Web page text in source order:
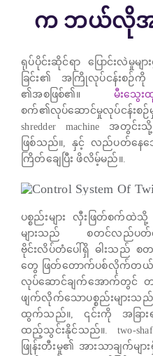
က ဘယ်လိုအ
ရုပ်ပိုင်းဆိုင်ရာ ပြောင်းလဲမှုမျ
ခြင်း၏ အကြိုလုပ်ငန်းစဉ်ကို
၏အစဖြစ်၏။ မီးသွေ
စက်၏လုပ်ဆောင်မှုလုပ်ငန်းစ
shredder machine အတွင်
ဖြစ်သည်။, နှင့် လည်ပတ်နေသ
ကြိတ်ချေပြီး ဖိလိမ့်မည်။.
ပစ္စည်းများ လှီးဖြတ်စက်ထဲ
များသည် စတင်လည်ပတ်နေ
ဗိုင်းလိပ်တံပေါ်ရှိ ဓါးသည်
တွေ ဖြတ်တောက်ပစ်လိုက်တယ်။,
လုပ်ဆောင်ချက်အောက်တွင် တ
ဖျက်လိုက်သောပစ္စည်းများသ
ထွက်သည်။, ၎င်းကို အခြား
ထည့်သွင်းနိုင်သည်။. two-
ဖြုန်းတီးမှု၏ အားသာချက်မျ